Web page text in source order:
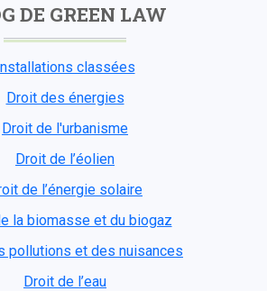
DE GREEN LAW
classées
Droit des énergies
Droit de l'urbanisme
Droit de l’éolien
de l’énergie solaire
la biomasse et du biogaz
pollutions et des nuisances
Droit de l’eau